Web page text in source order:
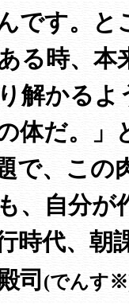
です。と
る時、本
解かるよ
体だ。
で、こ
、自分
時代、朝
司 (でんす